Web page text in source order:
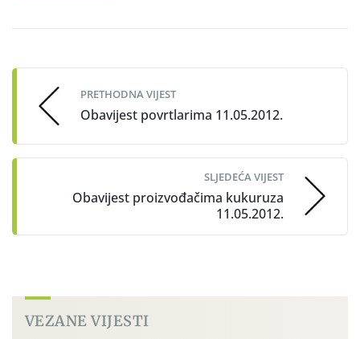
navigation
PRETHODNA VIJEST
Obavijest povrtlarima 11.05.2012.
SLJEDEĆA VIJEST
Obavijest proizvođačima kukuruza
11.05.2012.
VEZANE VIJESTI